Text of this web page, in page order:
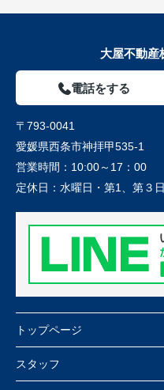
大屋不動
電話をする
〒793-0041
愛媛県西条市神拝甲535-1
営業時間： 10:00～17：00
定休日： 水曜日・第1、第３
トップページ
スタッフ